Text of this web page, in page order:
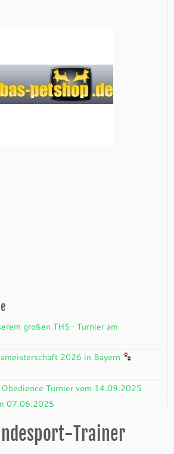
großen THS- Turnier am
2026 in Bayern
Turnier vom 14.09.2025
07.06.2025
Trainer